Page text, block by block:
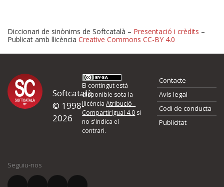
Proposeu-nos millores o
d'errors
Si heu trobat un error o voleu proposar alguna millora, ompliu els
quina és la millora que proposeu o l'error del qual voleu informar-
Diccionari de sinònims de Softcatalà – Presentació i crèdits –
Publicat amb llicència Creative Commons CC-BY 4.0
Softcatalà
© 1998-
2026
El contingut està
disponible sota la
llicènciaAtribució -
CompartirIgual 4.0 si
no s'indica el
contrari.
Contacte
Avís legal
Codi de conducta
Publicitat
Seguiu-nos